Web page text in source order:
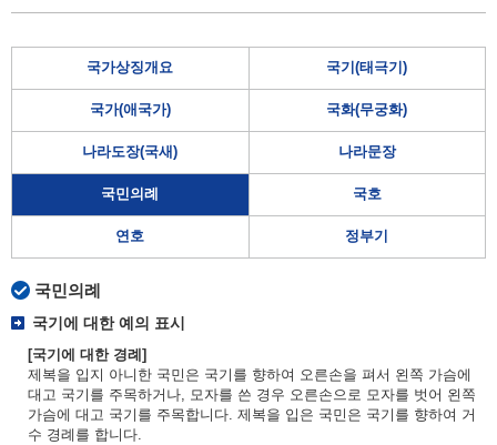
국가상징개요 국기(태극기)
국가(애국가) 국화(무궁화)
나라도장(국새) 나라문장
국민의례 국호
연호 정부기
국민의례
국기에 대한 예의 표시
[국기에 대한 경례]
제복을 입지 아니한 국민은 국기를 향하여 오른손을 펴서 왼쪽 가슴에
대고 국기를 주목하거나, 모자를 쓴 경우 오른손으로 모자를 벗어 왼쪽
가슴에 대고 국기를 주목합니다. 제복을 입은 국민은 국기를 향하여 거
수 경례를 합니다.